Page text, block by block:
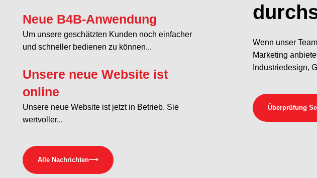
Neue B4B-Anwendung
Um unsere geschätzten Kunden noch einfacher
und schneller bedienen zu können...
Unsere neue Website ist
online
Unsere neue Website ist jetzt in Betrieb. Sie
wertvoller...
Alle Nachrichten⟶
Wenn unser
Marketing
Industriedesign,
Überprüfung